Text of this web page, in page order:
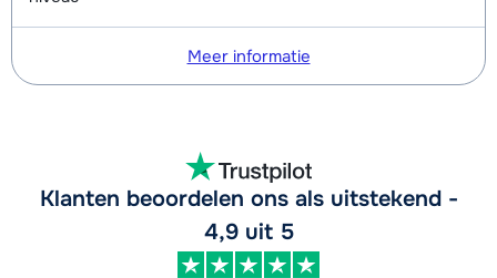
Meer informatie
Klanten beoordelen ons als uitstekend -
4,9 uit 5